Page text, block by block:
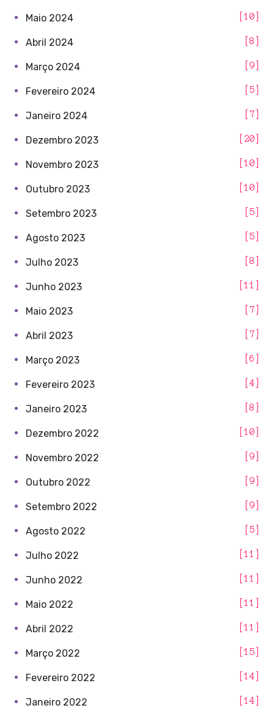
Maio 2024 10
Abril 2024 8
Março 2024 9
Fevereiro 2024 5
Janeiro 2024 7
Dezembro 2023 20
Novembro 2023 10
Outubro 2023 10
Setembro 2023 5
Agosto 2023 5
Julho 2023 8
Junho 2023 11
Maio 2023 7
Abril 2023 7
Março 2023 6
Fevereiro 2023 4
Janeiro 2023 8
Dezembro 2022 10
Novembro 2022 9
Outubro 2022 9
Setembro 2022 9
Agosto 2022 5
Julho 2022 11
Junho 2022 11
Maio 2022 11
Abril 2022 11
Março 2022 15
Fevereiro 2022 14
Janeiro 2022 14